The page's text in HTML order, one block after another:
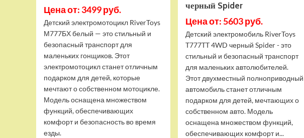
Цена от: 3499 руб.
Детский электромотоцикл RiverToys
М777БХ белый — это стильный и
безопасный транспорт для
маленьких гонщиков. Этот
электромотоцикл станет отличным
подарком для детей, которые
мечтают о собственном мотоцикле.
Модель оснащена множеством
функций, обеспечивающих
комфорт и безопасность во время
езды.
черный Spider
Цена от: 5603 руб.
Детский электромобиль RiverToys
T777TT 4WD черный Spider - это
стильный и безопасный транспорт
для маленьких автолюбителей.
Этот двухместный полноприводный
автомобиль станет отличным
подарком для детей, мечтающих о
собственном авто. Модель
оснащена множеством функций,
обеспечивающих комфорт и...